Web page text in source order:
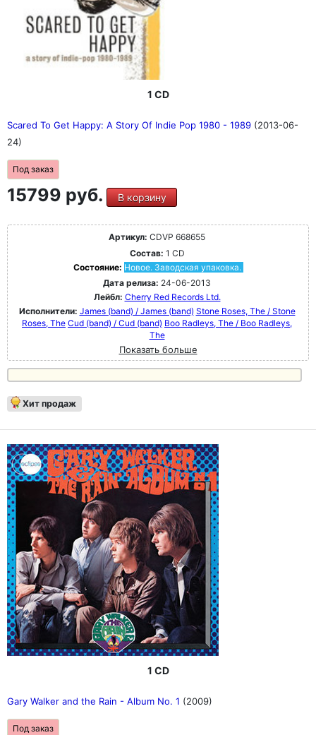
1 CD
Scared To Get Happy: A Story Of Indie Pop 1980 - 1989 (2013-06-
24)
Под заказ
15799 руб. В корзину
Артикул: CDVP 668655
Состав: 1 CD
Состояние: Новое. Заводская упаковка.
Дата релиза: 24-06-2013
Лейбл: Cherry Red Records Ltd.
Исполнители: James (band) / James (band) Stone Roses, The / Stone
Roses, The Cud (band) / Cud (band) Boo Radleys, The / Boo Radleys,
The
Показать больше
Хит продаж
1 CD
Gary Walker and the Rain - Album No. 1 (2009)
Под заказ